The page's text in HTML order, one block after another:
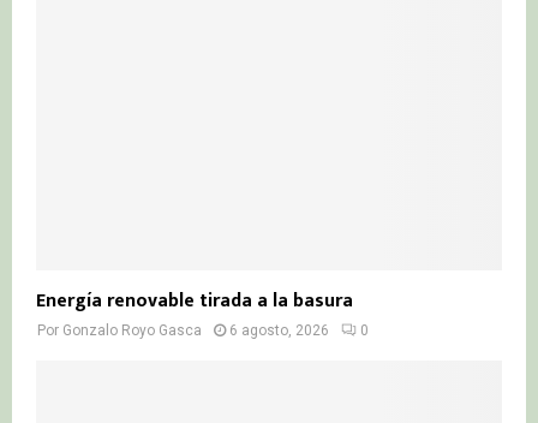
Energía renovable tirada a la basura
Por Gonzalo Royo Gasca 6 agosto, 2026 0